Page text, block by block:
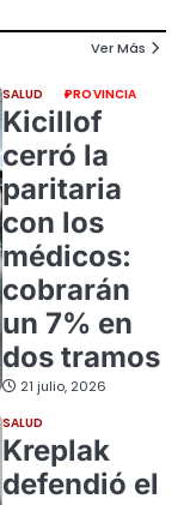
Ver Más
SALUD PROVINCIA
Kicillof
cerró la
paritaria
con los
médicos:
cobrarán
un 7% en
dos tramos
21 julio, 2026
SALUD
Kreplak
defendió el